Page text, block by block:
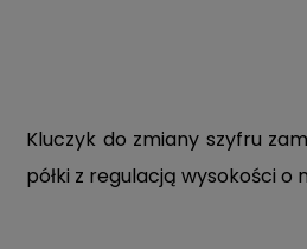
Kluczyk do zmiany szyfru
półki z regulacją wysokości